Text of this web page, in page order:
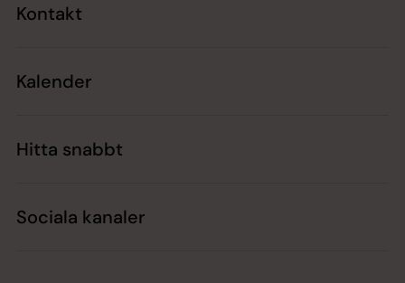
Kontakt
Kalender
Hitta snabbt
Sociala kanaler